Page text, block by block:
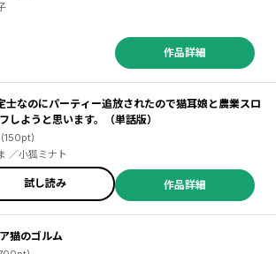
作品詳細
士なのにパーティー追放されたので猫耳娘と農業スロ
しようと思います。（単話版）
うたしま ／小狐ミナト
試し読み 作品詳細
猫のゴルム